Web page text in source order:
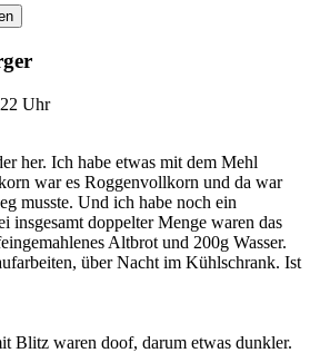
Uhr
her. Ich habe etwas mit dem Mehl
war es Roggenvollkorn und da war
musste. Und ich habe noch ein
insgesamt doppelter Menge waren das
Altbrot und 200g Wasser.
über Nacht im Kühlschrank. Ist
Blitz waren doof, darum etwas dunkler.